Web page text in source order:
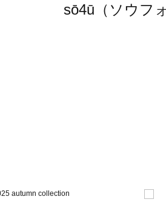
sō4ū（ソウフ